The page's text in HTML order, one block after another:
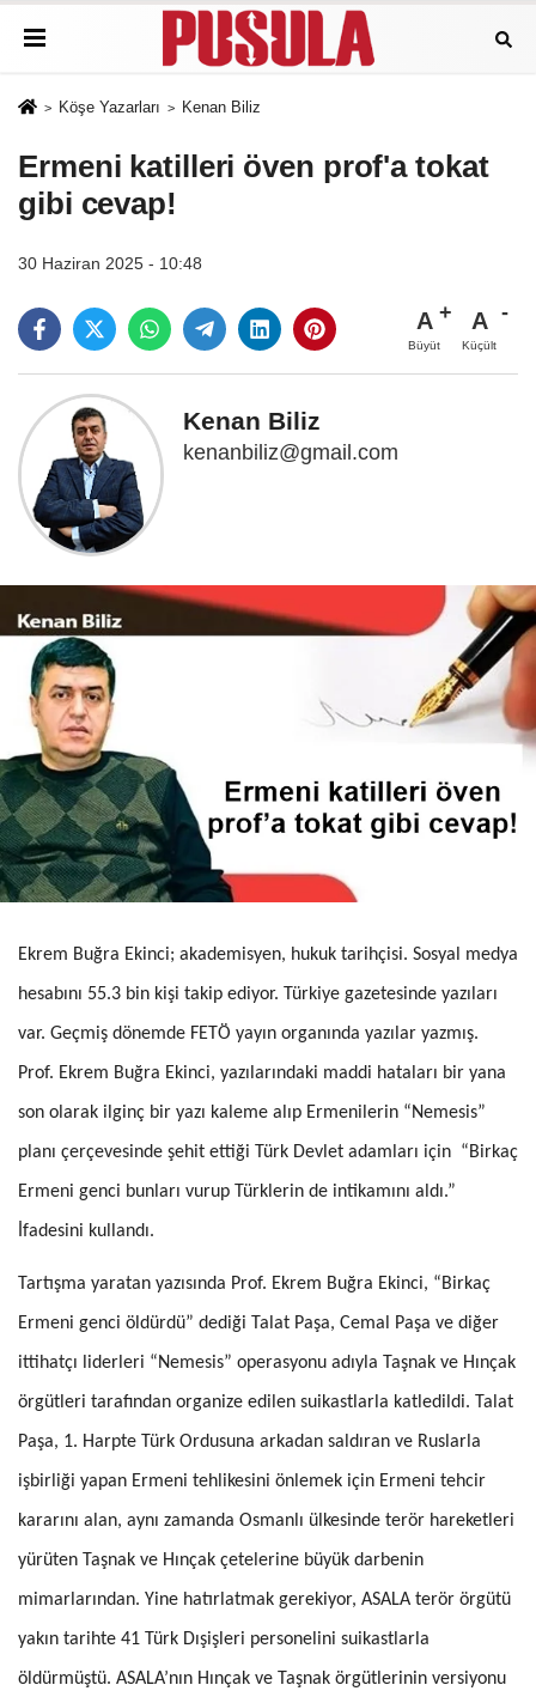
Köşe Yazarları Kenan Biliz
Ermeni katilleri öven prof'a tokat
gibi cevap!
30 Haziran 2025 - 10:48
A
Büyüt
A
Küçült
Kenan Biliz
kenanbiliz@gmail.com
Ekrem Buğra Ekinci; akademisyen, hukuk tarihçisi. Sosyal medya
hesabını 55.3 bin kişi takip ediyor. Türkiye gazetesinde yazıları
var. Geçmiş dönemde FETÖ yayın organında yazılar yazmış.
Prof. Ekrem Buğra Ekinci, yazılarındaki maddi hataları bir yana
son olarak ilginç bir yazı kaleme alıp Ermenilerin “Nemesis”
planı çerçevesinde şehit ettiği Türk Devlet adamları için “Birkaç
Ermeni genci bunları vurup Türklerin de intikamını aldı.”
İfadesini kullandı.
Tartışma yaratan yazısında Prof. Ekrem Buğra Ekinci, “Birkaç
Ermeni genci öldürdü” dediği Talat Paşa, Cemal Paşa ve diğer
ittihatçı liderleri “Nemesis” operasyonu adıyla Taşnak ve Hınçak
örgütleri tarafından organize edilen suikastlarla katledildi. Talat
Paşa, 1. Harpte Türk Ordusuna arkadan saldıran ve Ruslarla
işbirliği yapan Ermeni tehlikesini önlemek için Ermeni tehcir
kararını alan, aynı zamanda Osmanlı ülkesinde terör hareketleri
yürüten Taşnak ve Hınçak çetelerine büyük darbenin
mimarlarından. Yine hatırlatmak gerekiyor, ASALA terör örgütü
yakın tarihte 41 Türk Dışişleri personelini suikastlarla
öldürmüştü. ASALA’nın Hınçak ve Taşnak örgütlerinin versiyonu